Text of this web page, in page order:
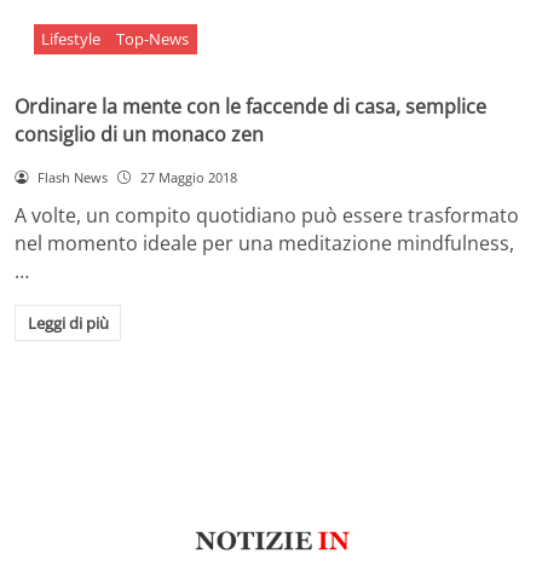
Lifestyle Top-News
Ordinare la mente con le faccende di casa, semplice
consiglio di un monaco zen
Flash News 27 Maggio 2018
A volte, un compito quotidiano può essere trasformato
nel momento ideale per una meditazione mindfulness,
…
Leggi di più